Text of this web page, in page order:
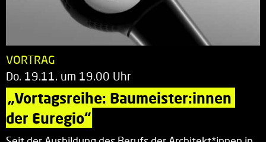
VORTRAG
Do. 19.11. um 19.00 Uhr
„Vortagsreihe: Baumeister:innen
der Euregio“